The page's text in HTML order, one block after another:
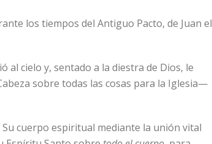
los tiempos del Antiguo Pacto, de Juan el
al cielo y, sentado a la diestra de Dios, le
sobre todas las cosas para la Iglesia—
cuerpo espiritual mediante la unión vital